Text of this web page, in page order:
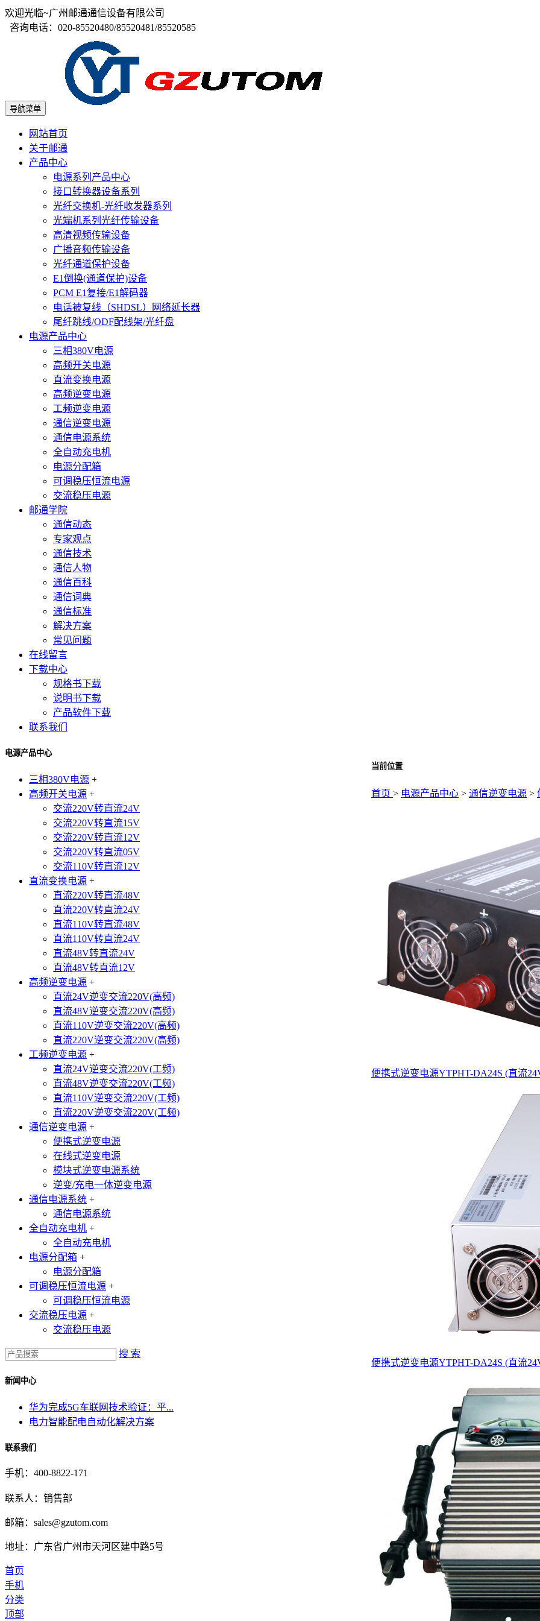
欢迎光临~广州邮通通信设备有限公司
咨询电话：020-85520480/85520481/85520585
导航菜单
网站首页
关于邮通
产品中心
电源系列产品中心
接口转换器设备系列
光纤交换机-光纤收发器系列
光端机系列光纤传输设备
高清视频传输设备
广播音频传输设备
光纤通道保护设备
E1倒换(通道保护)设备
PCM E1复接/E1解码器
电话被复线（SHDSL）网络延长器
尾纤跳线/ODF配线架/光纤盘
电源产品中心
三相380V电源
高频开关电源
直流变换电源
高频逆变电源
工频逆变电源
通信逆变电源
通信电源系统
全自动充电机
电源分配箱
可调稳压恒流电源
交流稳压电源
邮通学院
通信动态
专家观点
通信技术
通信人物
通信百科
通信词典
通信标准
解决方案
常见问题
在线留言
下载中心
规格书下载
说明书下载
产品软件下载
联系我们
当前位置
首页 > 电源产品中心 > 通信逆变电源 >
便携式逆变电源YTPHT-DA24S (直流
便携式逆变电源YTPHT-DA24S (直流
电源产品中心
三相380V电源 +
高频开关电源 +
交流220V转直流24V
交流220V转直流15V
交流220V转直流12V
交流220V转直流05V
交流110V转直流12V
直流变换电源 +
直流220V转直流48V
直流220V转直流24V
直流110V转直流48V
直流110V转直流24V
直流48V转直流24V
直流48V转直流12V
高频逆变电源 +
直流24V逆变交流220V(高频)
直流48V逆变交流220V(高频)
直流110V逆变交流220V(高频)
直流220V逆变交流220V(高频)
工频逆变电源 +
直流24V逆变交流220V(工频)
直流48V逆变交流220V(工频)
直流110V逆变交流220V(工频)
直流220V逆变交流220V(工频)
通信逆变电源 +
便携式逆变电源
在线式逆变电源
模块式逆变电源系统
逆变/充电一体逆变电源
通信电源系统 +
通信电源系统
全自动充电机 +
全自动充电机
电源分配箱 +
电源分配箱
可调稳压恒流电源 +
可调稳压恒流电源
交流稳压电源 +
交流稳压电源
搜 索
新闻中心
华为完成5G车联网技术验证：平...
电力智能配电自动化解决方案
联系我们
手机：400-8822-171
联系人：销售部
邮箱：sales@gzutom.com
地址：广东省广州市天河区建中路5号
首页
手机
分类
顶部